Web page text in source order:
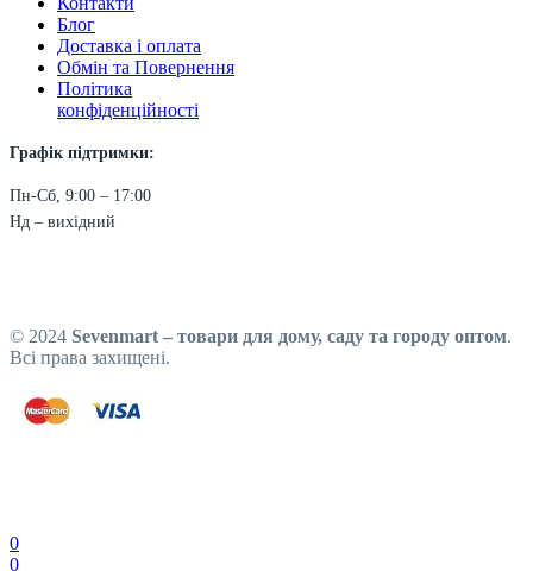
Блог
Доставка і оплата
Обмін та Повернення
Політика
конфіденційності
Графік підтримки:
Пн-Сб, 9:00 – 17:00
Нд – вихідний
© 2024 Sevenmart – товари для дому, саду та городу оптом.
Всі права захищені.
0
0